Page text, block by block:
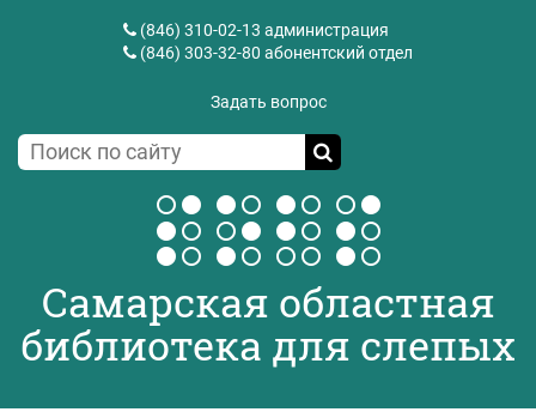
(846) 310-02-13 администрация
(846) 303-32-80 абонентский отдел
Задать вопрос
Самарская областная
библиотека для слепых